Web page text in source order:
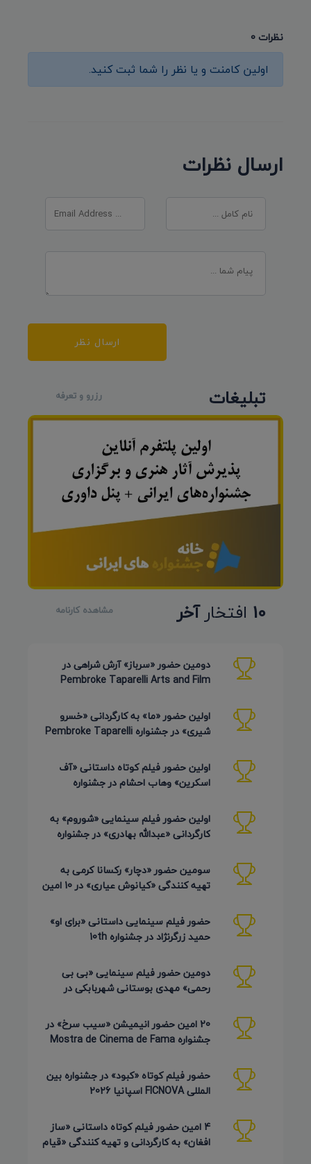
نظرات 0
اولین کامنت و یا نظر را شما ثبت کنید.
ارسال نظرات
ارسال نظر
تبلیغات رزرو و تعرفه
10 افتخارآخر مشاهده کارنامه
دومین حضور «سرباز» آرش شراهی در
Pembroke Taparelli Arts and Film
اولین حضور «ما» به کارگردانی «خسرو
شیری» در جشنواره Pembroke Taparelli
اولین حضور فیلم کوتاه داستانی «آف
اسکرین» وهاب احشام در جشنواره
اولین حضور فیلم سینمایی «شوروم» به
کارگردانی «عبدالله بهادری» در جشنواره
سومین حضور «دچار» رکسانا کرمی به
تهیه کنندگی «کیانوش عیاری» در 10 امین
حضور فیلم سینمایی داستانی «برای او»
حمید زرگرنژاد در جشنواره 10th
دومین حضور فیلم سینمایی «بی بی
رحمی» مهدی بوستانی شهربابکی در
20 امین حضور انیمیشن «سیب سرخ» در
جشنواره Mostra de Cinema de Fama
حضور فیلم کوتاه «کبود» در جشنواره بین
المللی FICNOVA اسپانیا 2026
4 امین حضور فیلم کوتاه داستانی «ساز
افغان» به کارگردانی و تهیه کنندگی «قیام